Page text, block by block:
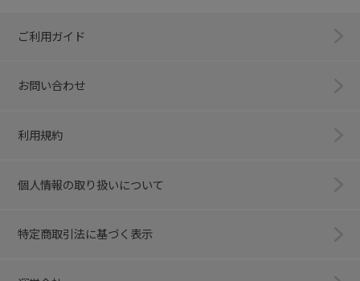
ご利用ガイド
お問い合わせ
利用規約
個人情報の取り扱いについて
特定商取引法に基づく表示